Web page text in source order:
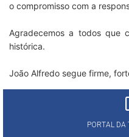
o compromisso com a
Agradecemos a todos que
histórica.
João Alfredo segue firme,
PORTAL DA